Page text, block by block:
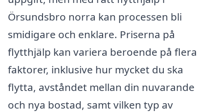
Örsundsbro norra kan processen bli
smidigare och enklare. Priserna på
flytthjälp kan variera beroende på flera
faktorer, inklusive hur mycket du ska
flytta, avståndet mellan din nuvarande
och nya bostad, samt vilken typ av